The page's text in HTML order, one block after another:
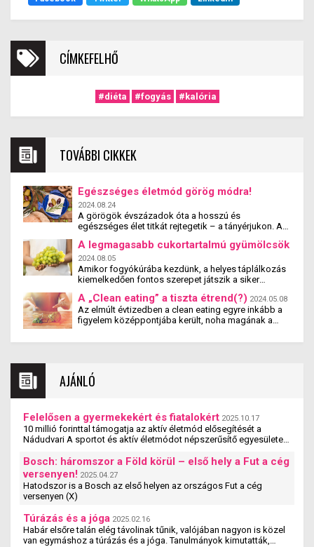
CÍMKEFELHŐ
#diéta #fogyás #kalória
TOVÁBBI CIKKEK
Egészséges életmód görög módra!
2024.08.24
A görögök évszázadok óta a hosszú és
egészséges élet titkát rejtegetik – a tányérjukon. A
világ egyik legkiegyensúlyozottabb és
legváltozatosabb étkezési kultúrája, amely nemcsak
az ízek kavalkádját, hanem az egészség
megőrzését is biztosítja. De vajon mi is áll ennek az
a mindennapjaidban a testi-lelki jóllétet?
A legmagasabb cukortartalmú gyümölcsök
2024.08.05
Amikor fogyókúrába kezdünk, a helyes táplálkozás
kiemelkedően fontos szerepet játszik a siker
magában foglalja a gyümölcsök fogyasztását,
hiszen ezek vitaminokban, ásványi anyagokban és
rostokban gazdagok. Azonban nem minden
célunk a fogyás. Számos gyümölcs magas
fogyasztani vagy teljesen elkerülni, ha fogyni
szeretnénk.
A „Clean eating” a tiszta étrend(?) 2024.05.08
Az elmúlt évtizedben a clean eating egyre inkább a
figyelem középpontjába került, noha magának a
Inkább egy diétás megközelítésről van szó, amivel
AJÁNLÓ
Felelősen a gyermekekért és fiatalokért 2025.10.17
10 millió forinttal támogatja az aktív életmód elősegítését a
Nádudvari A sportot és aktív életmódot népszerűsítő egyesületek,
Bosch: háromszor a Föld körül – első hely a Fut a cég
versenyen! 2025.04.27
Hatodszor is a Bosch az első helyen az országos Fut a cég
versenyen (X)
Túrázás és a jóga 2025.02.16
Habár elsőre talán elég távolinak tűnik, valójában nagyon is közel
van egymáshoz a túrázás és a jóga. Tanulmányok kimutatták,